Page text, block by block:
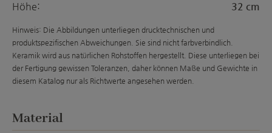
Höhe:
32 cm
Hinweis: Die Abbildungen unterliegen drucktechnischen und
produktspezifischen Abweichungen. Sie sind nicht farbverbindlich.
Keramik wird aus natürlichen Rohstoffen hergestellt. Diese unterliegen bei
der Fertigung gewissen Toleranzen, daher können Maße und Gewichte in
diesem Katalog nur als Richtwerte angesehen werden.
Materialauswählen